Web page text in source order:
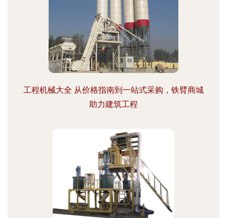
工程机械大全 从价格指南到一站式采购，铁臂商城
助力建筑工程